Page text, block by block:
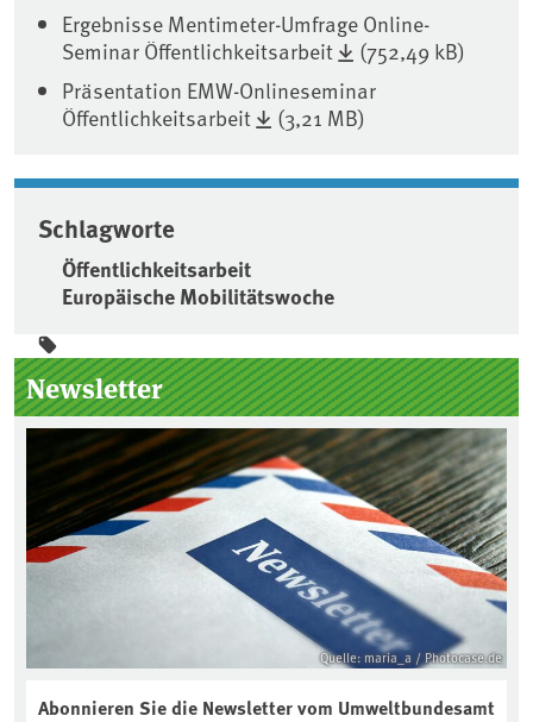
Ergebnisse Mentimeter-Umfrage Online-
Seminar Öffentlichkeitsarbeit
(752,49 kB)
Präsentation EMW-Onlineseminar
Öffentlichkeitsarbeit
(3,21 MB)
Schlagworte
Öffentlichkeitsarbeit
Europäische Mobilitätswoche
Seitenleiste
Newsletter
Quelle: maria_a / Photocase.de
Abonnieren Sie die Newsletter vom Umweltbundesamt